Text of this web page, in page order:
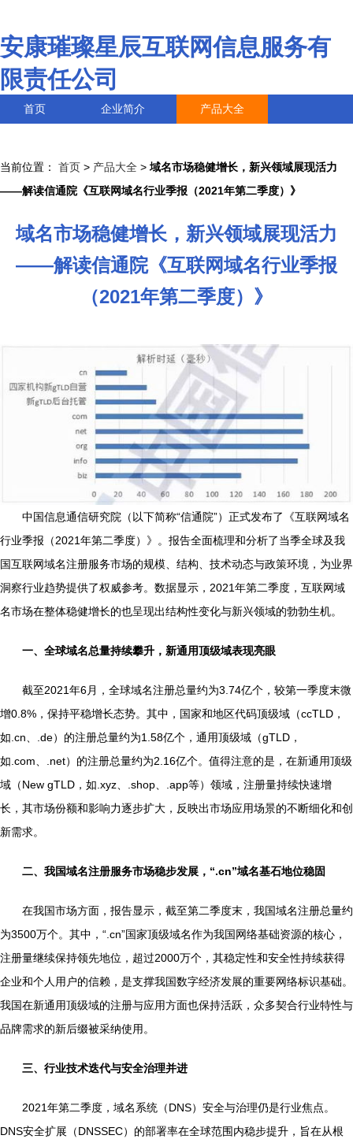
安康璀璨星辰互联网信息服务有
限责任公司
首页 企业简介 产品大全
当前位置： 首页 > 产品大全 > 域名市场稳健增长，新兴领域展现活力
——解读信通院《互联网域名行业季报（2021年第二季度）》
域名市场稳健增长，新兴领域展现活力
——解读信通院《互联网域名行业季报
（2021年第二季度）》
中国信息通信研究院（以下简称“信通院”）正式发布了《互联网域名
行业季报（2021年第二季度）》。报告全面梳理和分析了当季全球及我
国互联网域名注册服务市场的规模、结构、技术动态与政策环境，为业界
洞察行业趋势提供了权威参考。数据显示，2021年第二季度，互联网域
名市场在整体稳健增长的也呈现出结构性变化与新兴领域的勃勃生机。
一、全球域名总量持续攀升，新通用顶级域表现亮眼
截至2021年6月，全球域名注册总量约为3.74亿个，较第一季度末微
增0.8%，保持平稳增长态势。其中，国家和地区代码顶级域（ccTLD，
如.cn、.de）的注册总量约为1.58亿个，通用顶级域（gTLD，
如.com、.net）的注册总量约为2.16亿个。值得注意的是，在新通用顶级
域（New gTLD，如.xyz、.shop、.app等）领域，注册量持续快速增
长，其市场份额和影响力逐步扩大，反映出市场应用场景的不断细化和创
新需求。
二、我国域名注册服务市场稳步发展，“.cn”域名基石地位稳固
在我国市场方面，报告显示，截至第二季度末，我国域名注册总量约
为3500万个。其中，“.cn”国家顶级域名作为我国网络基础资源的核心，
注册量继续保持领先地位，超过2000万个，其稳定性和安全性持续获得
企业和个人用户的信赖，是支撑我国数字经济发展的重要网络标识基础。
我国在新通用顶级域的注册与应用方面也保持活跃，众多契合行业特性与
品牌需求的新后缀被采纳使用。
三、行业技术迭代与安全治理并进
2021年第二季度，域名系统（DNS）安全与治理仍是行业焦点。
DNS安全扩展（DNSSEC）的部署率在全球范围内稳步提升，旨在从根